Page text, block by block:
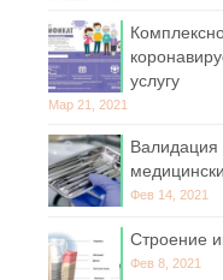
услугу
Мар 21, 2021
Валидация
Фев 14, 2021
Строение
Фев 8, 2021